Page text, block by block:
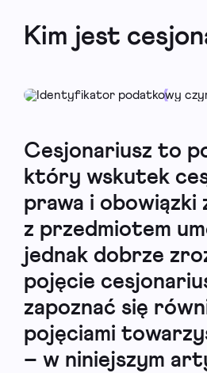
Kim jest
Cesjonariusz to
który wskutek
prawa i obowiązki
z przedmiotem
jednak dobrze
pojęcie
zapoznać się
pojęciami
– w niniejszym